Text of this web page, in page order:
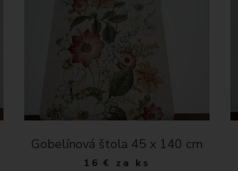
Gobelínová štola 45 x 140 cm
16 € za ks